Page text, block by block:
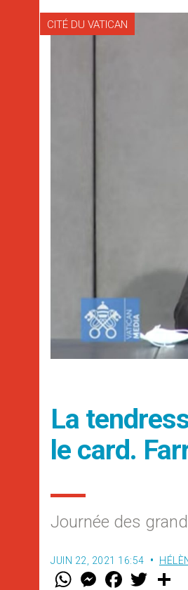
CITÉ DU VATICAN
La
le card.
Journée des
JUIN 22, 2021 16:54
W M
e
F
a w